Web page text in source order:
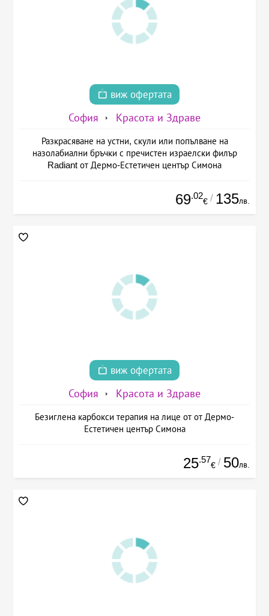
виж офертата
София Красота и Здраве
Разкрасяване на устни, скули или попълване на
назолабиални бръчки с пречистен израелски филър
Radiant от Дермо-Естетичен център Симона
69.02
€ / 135лв.
виж офертата
София Красота и Здраве
Безиглена карбокси терапия на лице от от Дермо-
Естетичен център Симона
25.57
€ / 50лв.